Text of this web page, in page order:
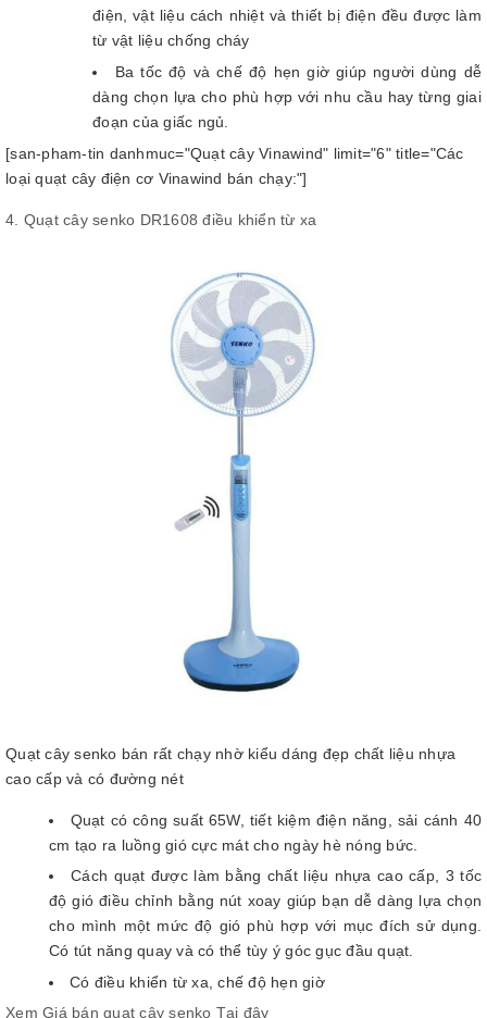
điện, vật liệu cách nhiệt và thiết bị điện đều được làm
từ vật liệu chống cháy
Ba tốc độ và chế độ hẹn giờ giúp người dùng dễ
dàng chọn lựa cho phù hợp với nhu cầu hay từng giai
đoạn của giấc ngủ.
[san-pham-tin danhmuc="Quạt cây Vinawind" limit="6" title="Các
loại quạt cây điện cơ Vinawind bán chạy:"]
4. Quạt cây senko DR1608 điều khiển từ xa
Quạt cây senko bán rất chạy nhờ kiểu dáng đẹp chất liệu nhựa
cao cấp và có đường nét
Quạt có công suất 65W, tiết kiệm điện năng, sải cánh 40
cm tạo ra luồng gió cực mát cho ngày hè nóng bức.
Cách quạt được làm bằng chất liệu nhựa cao cấp, 3 tốc
độ gió điều chỉnh bằng nút xoay giúp bạn dễ dàng lựa chọn
cho mình một mức độ gió phù hợp với mục đích sử dụng.
Có tút năng quay và có thể tùy ý góc gục đầu quạt.
Có điều khiển từ xa, chế độ hẹn giờ
Xem Giá bán quạt cây senko Tại đây